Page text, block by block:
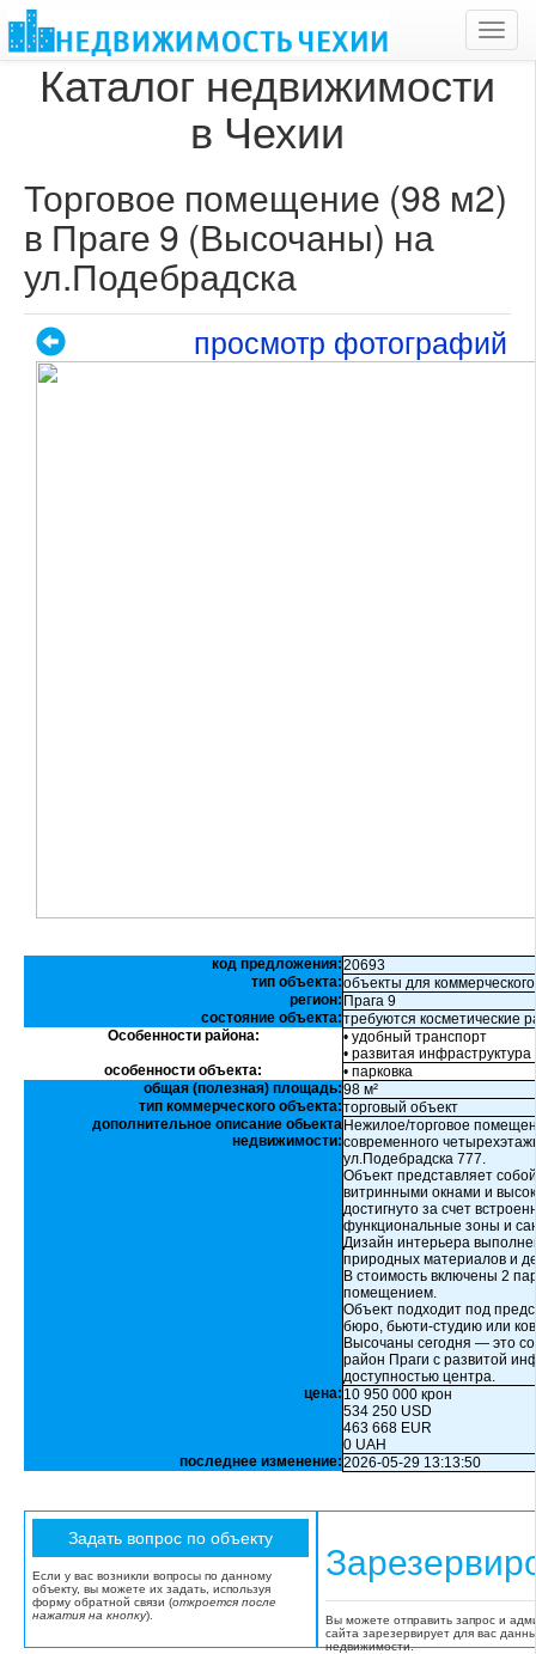
Каталог недвижимости
в Чехии
Торговое помещение (98 м2)
в Праге 9 (Высочаны) на
ул.Подебрадска
просмотр фотографий
код предложения:20693
тип объекта:объекты для
регион: Прага 9
состояние объекта:требуются косметические
Особенности района:
• удобный транспорт
• развитая инфраструктура
особенности объекта:
• парковка
общая (полезная) площадь:98 м²
тип коммерческого объекта:торговый объект
дополнительное описание обьекта
недвижимости:
Нежилое/торговое
современного
ул.Подебрадска 777.
Объект представляет
витринными окнами и
достигнуто за счет
функциональные зоны и
Дизайн интерьера
природных материалов и
В стоимость включены 2
помещением.
Объект подходит под
бюро, бьюти-студию или
Высочаны сегодня — это
район Праги с развитой
доступностью центра.
цена: 10 950 000 крон
534 250 USD
463 668 EUR
0 UAH
последнее изменение:2026-05-29 13:13:50
Если у вас возникли вопросы по данному
объекту, вы можете их задать, используя
форму обратной связи (откроется после
нажатия на кнопку).
Вы можете отправить запрос и
сайта зарезервирует для вас
недвижимости.